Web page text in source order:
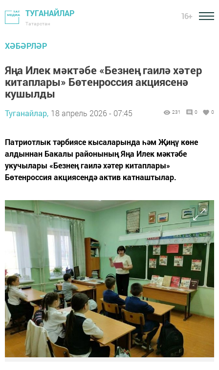
ТУГАНАЙЛАР
Татарстан
16+
ХӘБӘРЛӘР
Яңа Илек мәктәбе «Безнең гаилә хәтер
китаплары» Бөтенроссия акциясенә
кушылды
Туганайлар, 18 апрель 2026 - 07:45 231 0 0
Патриотлык тәрбиясе кысаларында һәм Җиңү көне
алдыннан Бакалы районының Яңа Илек мәктәбе
укучылары «Безнең гаилә хәтер китаплары»
Бөтенроссия акциясендә актив катнаштылар.